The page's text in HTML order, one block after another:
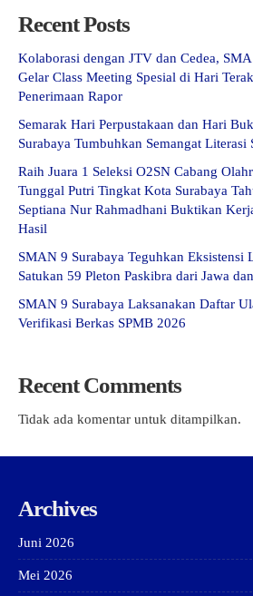
Recent Posts
Kolaborasi dengan JTV dan Cedea,
Gelar Class Meeting Spesial di Hari
Penerimaan Rapor
Semarak Hari Perpustakaan dan Hari
Surabaya Tumbuhkan Semangat Literasi
Raih Juara 1 Seleksi O2SN Cabang
Tunggal Putri Tingkat Kota Surabaya
Septiana Nur Rahmadhani Buktikan
Hasil
SMAN 9 Surabaya Teguhkan Eksistensi
Satukan 59 Pleton Paskibra dari Jawa
SMAN 9 Surabaya Laksanakan Daftar
Verifikasi Berkas SPMB 2026
Recent Comments
Tidak ada komentar untuk ditampilkan.
Archives
Juni 2026
Mei 2026